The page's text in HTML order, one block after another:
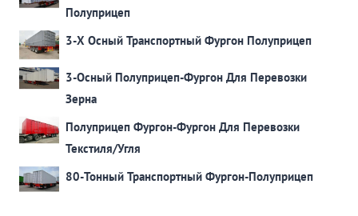
Полуприцеп
3-Х Осный Транспортный Фургон Полуприцеп
3-Осный Полуприцеп-Фургон Для Перевозки
Зерна
Полуприцеп Фургон-Фургон Для Перевозки
Текстиля/Угля
80-Тонный Транспортный Фургон-Полуприцеп